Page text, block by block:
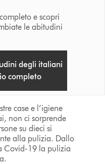
e scopri
le abitudini
degli italiani
completo
case e l’igiene
non ci sorprende
su dieci si
alla pulizia. Dallo
Covid-19 la pulizia